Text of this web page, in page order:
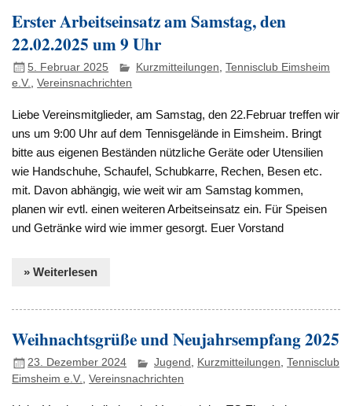
Erster Arbeitseinsatz am Samstag, den
22.02.2025 um 9 Uhr
5. Februar 2025 Kurzmitteilungen ,Tennisclub Eimsheim
e.V.,Vereinsnachrichten
Liebe Vereinsmitglieder, am Samstag, den 22.Februar treffen wir
uns um 9:00 Uhr auf dem Tennisgelände in Eimsheim. Bringt
bitte aus eigenen Beständen nützliche Geräte oder Utensilien
wie Handschuhe, Schaufel, Schubkarre, Rechen, Besen etc.
mit. Davon abhängig, wie weit wir am Samstag kommen,
planen wir evtl. einen weiteren Arbeitseinsatz ein. Für Speisen
und Getränke wird wie immer gesorgt. Euer Vorstand
» Weiterlesen
Weihnachtsgrüße und Neujahrsempfang 2025
23. Dezember 2024 Jugend , Kurzmitteilungen,Tennisclub
Eimsheim e.V.
,Vereinsnachrichten